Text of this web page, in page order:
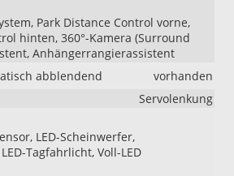
Park Distance Control vorne,
hinten, 360°-Kamera (Surround
Anhängerrangierassistent
abblendend
vorhanden
Servolenkung
LED-Scheinwerfer,
Tagfahrlicht, Voll-LED